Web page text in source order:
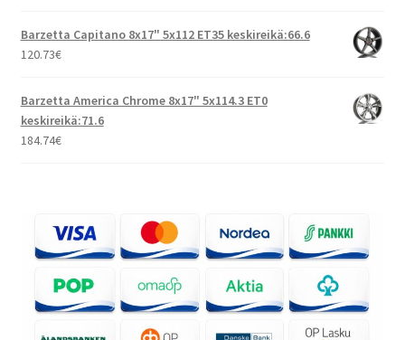
Barzetta Capitano 8x17" 5x112 ET35 keskireikä:66.6
120.73€
Barzetta America Chrome 8x17" 5x114.3 ET0
keskireikä:71.6
184.74€